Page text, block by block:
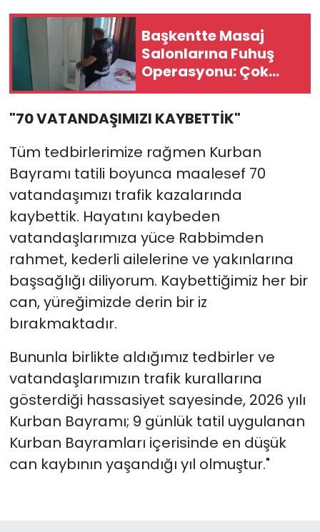
Başkentte Masaj
Salonlarına Fuhuş
Operasyonu: Çok
Sayıda Gözaltı Var
"70 VATANDAŞIMIZI KAYBETTİK"
Tüm tedbirlerimize rağmen Kurban
Bayramı tatili boyunca maalesef 70
vatandaşımızı trafik kazalarında
kaybettik. Hayatını kaybeden
vatandaşlarımıza yüce Rabbimden
rahmet, kederli ailelerine ve yakınlarına
başsağlığı diliyorum. Kaybettiğimiz her bir
can, yüreğimizde derin bir iz
bırakmaktadır.
Bununla birlikte aldığımız tedbirler ve
vatandaşlarımızın trafik kurallarına
gösterdiği hassasiyet sayesinde, 2026 yılı
Kurban Bayramı; 9 günlük tatil uygulanan
Kurban Bayramları içerisinde en düşük
can kaybının yaşandığı yıl olmuştur."